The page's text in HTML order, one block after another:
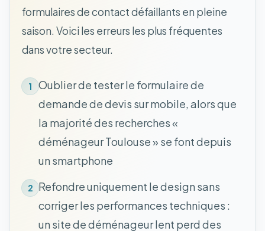
formulaires de contact défaillants en pleine
saison. Voici les erreurs les plus fréquentes
dans votre secteur.
1
Oublier de tester le formulaire de
demande de devis sur mobile, alors que
la majorité des recherches «
déménageur Toulouse » se font depuis
un smartphone
2 Refondre uniquement le design sans
corriger les performances techniques :
un site de déménageur lent perd des